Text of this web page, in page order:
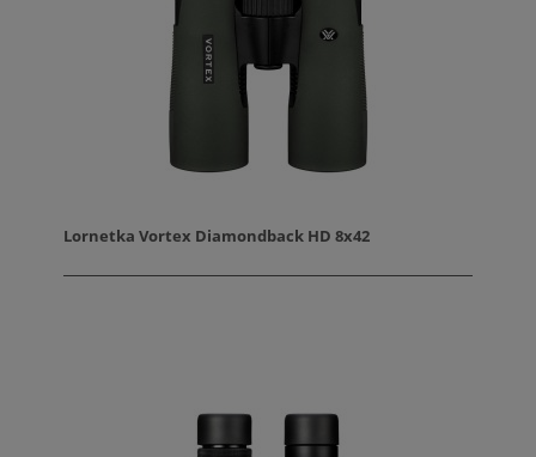
Lornetka Vortex Diamondback HD 8x42